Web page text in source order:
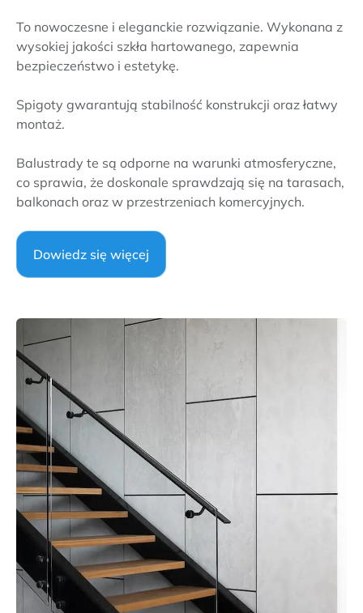
To nowoczesne i eleganckie rozwiązanie. Wykonana z
wysokiej jakości szkła hartowanego, zapewnia
bezpieczeństwo i estetykę.
Spigoty gwarantują stabilność konstrukcji oraz łatwy
montaż.
Balustrady te są odporne na warunki atmosferyczne,
co sprawia, że doskonale sprawdzają się na tarasach,
balkonach oraz w przestrzeniach komercyjnych.
Dowiedz się więcej